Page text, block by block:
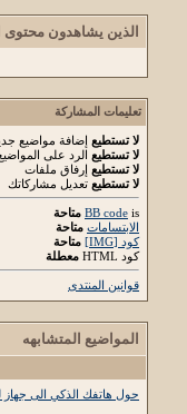
الذين يشاهدون محتوى
تعليمات المشاركة
لا تستطيع إضافة مواضيع
لا تستطيع الرد على
لا تستطيع إرفاق ملفات
لا تستطيع تعديل مشاركاتك
BB code is
متاحة
الابتسامات متاحة
كود [IMG]
متاحة
كود HTML
معطلة
قوانين المنتدى
المواضيع المتشابهه
حول هاتفك الذكي الى جهاز